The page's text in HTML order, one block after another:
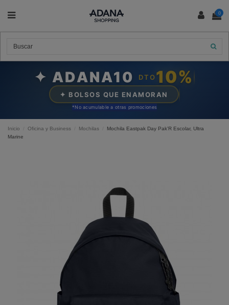
0
✦ ADANA10 DTO10%
✦ BOLSOS QUE ENAMORAN
*No acumulable a otras promociones
Inicio Oficina y Business Mochilas
Mochila Eastpak Day Pak'R Escolar, Ultra
Marine